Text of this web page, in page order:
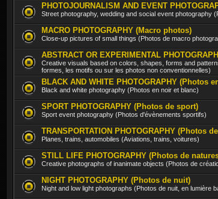
PHOTOJOURNALISM AND EVENT
Street photography, wedding and social event photography
MACRO PHOTOGRAPHY (Macro photos)
Close-up pictures of small things (Photos de macro
ABSTRACT OR EXPERIMENTAL
Creative visuals based on colors, shapes, forms and
formes, les motifs ou sur les photos non conventionnelles)
BLACK AND WHITE PHOTOGRAPHY (Photos
Black and white photography (Photos en noir et blanc)
SPORT PHOTOGRAPHY (Photos de sport)
Sport event photography (Photos d'évènements sportifs)
TRANSPORTATION PHOTOGRAPHY (Photos
Planes, trains, automobiles (Aviations, trains, voitures)
STILL LIFE PHOTOGRAPHY (Photos de
Creative photographs of inanimate objects (Photos de
NIGHT PHOTOGRAPHY (Photos de nuit)
Night and low light photographs (Photos de nuit, en lumière